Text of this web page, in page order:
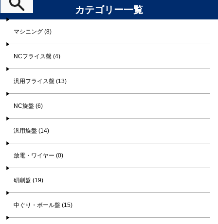
カテゴリー一覧
マシニング (8)
NCフライス盤 (4)
汎用フライス盤 (13)
NC旋盤 (6)
汎用旋盤 (14)
放電・ワイヤー (0)
研削盤 (19)
中ぐり・ボール盤 (15)